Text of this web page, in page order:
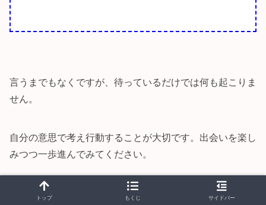
言うまでもなくですが、待っているだけでは何も起こりま
せん。
自分の意思で考え行動することが大切です。出会いを楽し
みつつ一歩進んでみてください。
トップ もくじ サイドバー